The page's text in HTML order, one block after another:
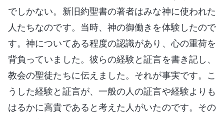
でしかない。新旧約聖書の著者はみな神に使われた
人たちなのです。当時、神の御働きを体験したので
す。神についてある程度の認識があり、心の重荷を
背負っていました。彼らの経験と証言を書き記し、
教会の聖徒たちに伝えました。それが事実です。こ
うした経験と証言が、一般の人の証言や経験よりも
はるかに高貴であると考えた人がいたのです。その